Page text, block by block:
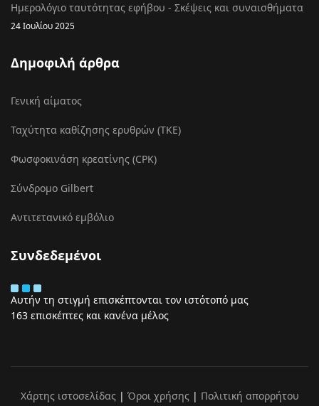
Ημερολόγιο ταυτότητας εφήβου - Σκέψεις και συναισθήματα
24 Ιουλίου 2025
Δημοφιλή άρθρα
Γενική αίματος
Ταχύτητα καθίζησης ερυθρών (ΤΚΕ)
Φωσφοκινάση κρεατίνης (CPK)
Σύνδρομο Gilbert
Αντιτετανικό εμβόλιο
Συνδεδεμένοι
Αυτήν τη στιγμή επισκέπτονται τον ιστότοπό μας
163 επισκέπτες και κανένα μέλος
Χάρτης ιστοσελίδας| Όροι χρήσης| Πολιτική απορρήτου